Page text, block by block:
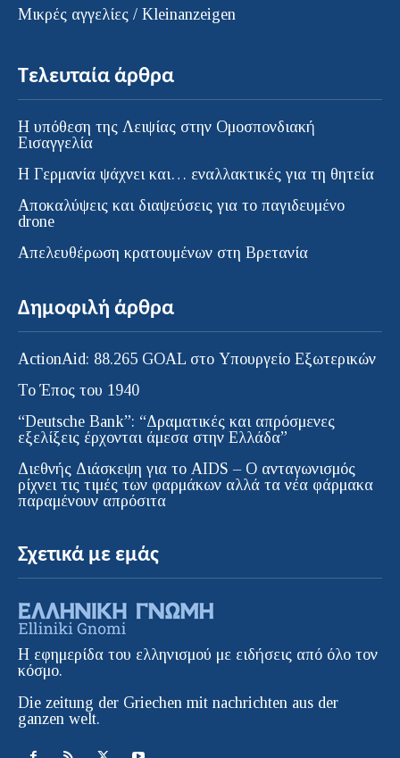
Μικρές αγγελίες / Kleinanzeigen
Τελευταία άρθρα
Η υπόθεση της Λειψίας στην Ομοσπονδιακή
Εισαγγελία
H Γερμανία ψάχνει και… εναλλακτικές για τη θητεία
Αποκαλύψεις και διαψεύσεις για το παγιδευμένο
drone
Απελευθέρωση κρατουμένων στη Βρετανία
Δημοφιλή άρθρα
ActionAid: 88.265 GOAL στο Υπουργείο Εξωτερικών
Το Έπος του 1940
“Deutsche Bank”: “Δραματικές και απρόσμενες
εξελίξεις έρχονται άμεσα στην Ελλάδα”
Διεθνής Διάσκεψη για το AIDS – Ο ανταγωνισμός
ρίχνει τις τιμές των φαρμάκων αλλά τα νέα φάρμακα
παραμένουν απρόσιτα
Σχετικά με εμάς
Η εφημερίδα του ελληνισμού με ειδήσεις από όλο τον
κόσμο.
Die zeitung der Griechen mit nachrichten aus der
ganzen welt.